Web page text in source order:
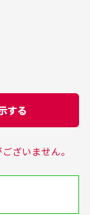
する
ざいません。